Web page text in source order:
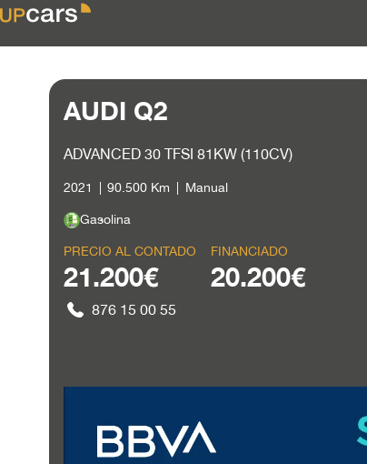
AUDI Q2
ADVANCED 30 TFSI 81KW (110CV)
2021 90.500 Km Manual
Gasolina
PRECIO AL CONTADO
21.200€
876 15 00 55
FINANCIADO
20.200€